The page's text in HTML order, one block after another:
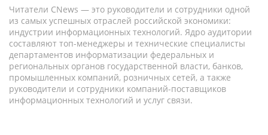
Читатели CNews — это руководители и сотрудники одной
из самых успешных отраслей российской экономики:
индустрии информационных технологий. Ядро аудитории
составляют топ-менеджеры и технические специалисты
департаментов информатизации федеральных и
региональных органов государственной власти, банков,
промышленных компаний, розничных сетей, а также
руководители и сотрудники компаний-поставщиков
информационных технологий и услуг связи.